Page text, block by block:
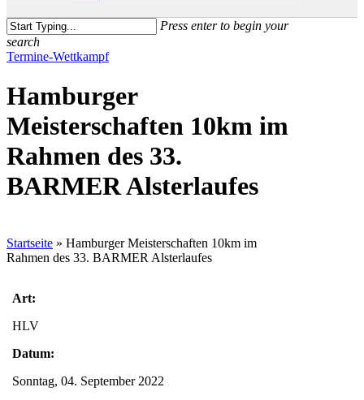
Press enter to begin your
search
Close
Termine-Wettkampf
Hamburger
Meisterschaften 10km im
Rahmen des 33.
BARMER Alsterlaufes
Startseite » Hamburger Meisterschaften 10km im
Rahmen des 33. BARMER Alsterlaufes
Art:
HLV
Datum:
Sonntag, 04. September 2022